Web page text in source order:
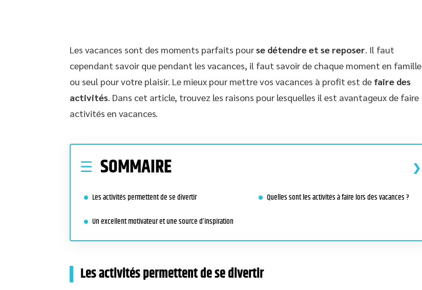
Les vacances sont des moments parfaits pourse détendre et se reposer. Il faut
cependant savoir que pendant les vacances, il faut savoir de chaque moment en famille
ou seul pour votre plaisir. Le mieux pour mettre vos vacances à profit est de faire des
activités. Dans cet article, trouvez les raisons pour lesquelles il est avantageux de faire
activités en vacances.
SOMMAIRE
Les activités permettent de se divertir
Un excellent motivateur et une source d’inspiration
Quelles sont les activités à faire lors des vacances ?
Les activités permettent de se divertir